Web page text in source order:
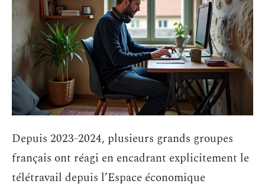
Depuis 2023-2024, plusieurs grands groupes
français ont réagi en encadrant explicitement le
télétravail depuis l’Espace économique